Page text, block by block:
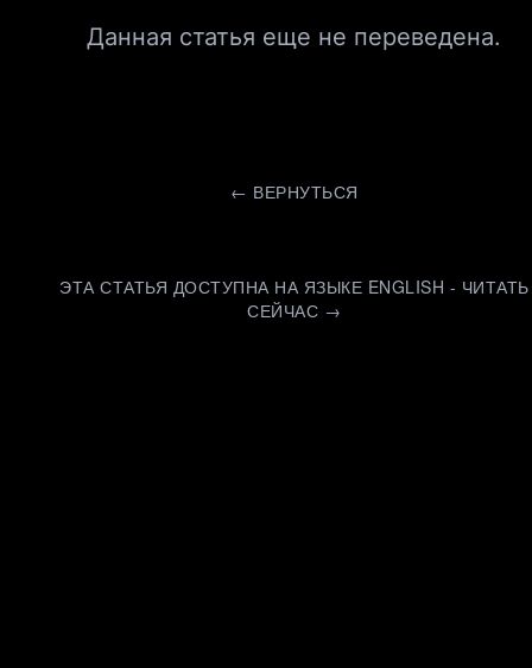
Данная статья еще не переведена.
← ВЕРНУТЬСЯ
ЭТА СТАТЬЯ ДОСТУПНА НА ЯЗЫКЕ ENGLISH - ЧИТАТЬ
СЕЙЧАС →